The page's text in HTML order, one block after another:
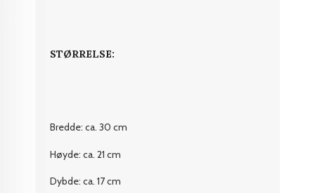
STØRRELSE:
Bredde: ca. 30 cm
Høyde: ca. 21 cm
Dybde: ca. 17 cm